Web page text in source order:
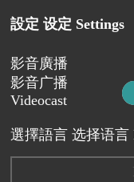
設定 设定 Settings
影音廣播
影音广播
Videocast
選擇語言 选择语言